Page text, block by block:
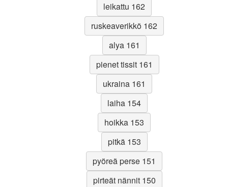
leikattu 162
ruskeaverikkö 162
alya 161
pienet tissit 161
ukraina 161
laiha 154
hoikka 153
pitkä 153
pyöreä perse 151
pirteät nännit 150